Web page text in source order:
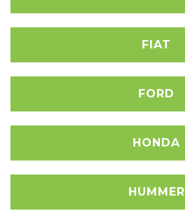
FIAT
FORD
HONDA
HUMMER